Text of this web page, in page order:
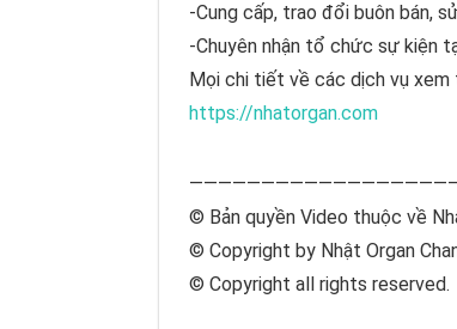
-Cung cấp, trao đổi buôn bán,
-Chuyên nhận tổ chức sự kiện
Mọi chi tiết về các dịch vụ xem
https://nhatorgan.com
© Bản quyền Video thuộc về
© Copyright by Nhật Organ
© Copyright all rights reserved.